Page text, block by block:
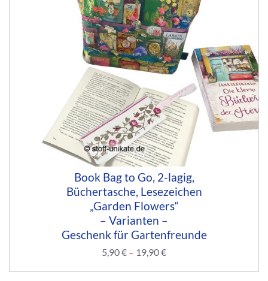
Book Bag to Go, 2-lagig,
Büchertasche, Lesezeichen
„Garden Flowers“
– Varianten –
Geschenk für Gartenfreunde
5,90€ – 19,90€